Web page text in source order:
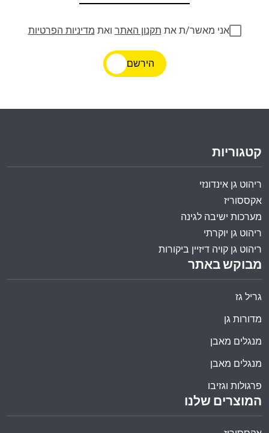
אני מאשר/ת את תקנון האתר ואת מדיניות הפרטיות
הירשם
המוצרים שלנו
מבוקש באתר
גריל גז
מדורות גן
מנגלים מאבן
מנגלים מאבן
פרגולות וגזיבו
קטגוריות
ריהוט גן אינדונזי
אקססוריז
מערכות ישיבה לגינה
ריהוט גן יוקרתי
ריהוט גן קויה דיזיין ביקורות